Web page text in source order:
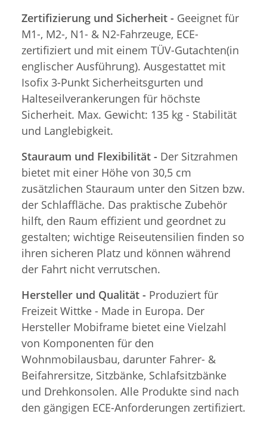
Zertifizierung und Sicherheit - Geeignet für
M1-, M2-, N1- & N2-Fahrzeuge, ECE-
zertifiziert und mit einem TÜV-Gutachten(in
englischer Ausführung). Ausgestattet mit
Isofix 3-Punkt Sicherheitsgurten und
Halteseilverankerungen für höchste
Sicherheit. Max. Gewicht: 135 kg - Stabilität
und Langlebigkeit.
Stauraum und Flexibilität - Der Sitzrahmen
bietet mit einer Höhe von 30,5 cm
zusätzlichen Stauraum unter den Sitzen bzw.
der Schlaffläche. Das praktische Zubehör
hilft, den Raum effizient und geordnet zu
gestalten; wichtige Reiseutensilien finden so
ihren sicheren Platz und können während
der Fahrt nicht verrutschen.
Hersteller und Qualität - Produziert für
Freizeit Wittke - Made in Europa. Der
Hersteller Mobiframe bietet eine Vielzahl
von Komponenten für den
Wohnmobilausbau, darunter Fahrer- &
Beifahrersitze, Sitzbänke, Schlafsitzbänke
und Drehkonsolen. Alle Produkte sind nach
den gängigen ECE-Anforderungen zertifiziert.